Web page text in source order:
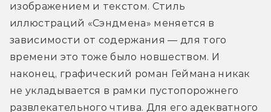
изображением и текстом. Стиль
иллюстраций «Сэндмена» меняется в
зависимости от содержания — для того
времени это тоже было новшеством. И
наконец, графический роман Геймана никак
не укладывается в рамки пустопорожнего
развлекательного чтива. Для его адекватного